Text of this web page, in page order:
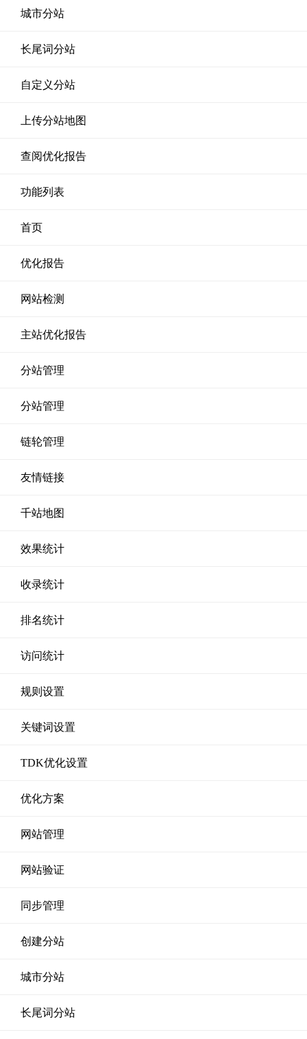
城市分站
长尾词分站
自定义分站
上传分站地图
查阅优化报告
功能列表
首页
优化报告
网站检测
主站优化报告
分站管理
分站管理
链轮管理
友情链接
千站地图
效果统计
收录统计
排名统计
访问统计
规则设置
关键词设置
TDK优化设置
优化方案
网站管理
网站验证
同步管理
创建分站
城市分站
长尾词分站